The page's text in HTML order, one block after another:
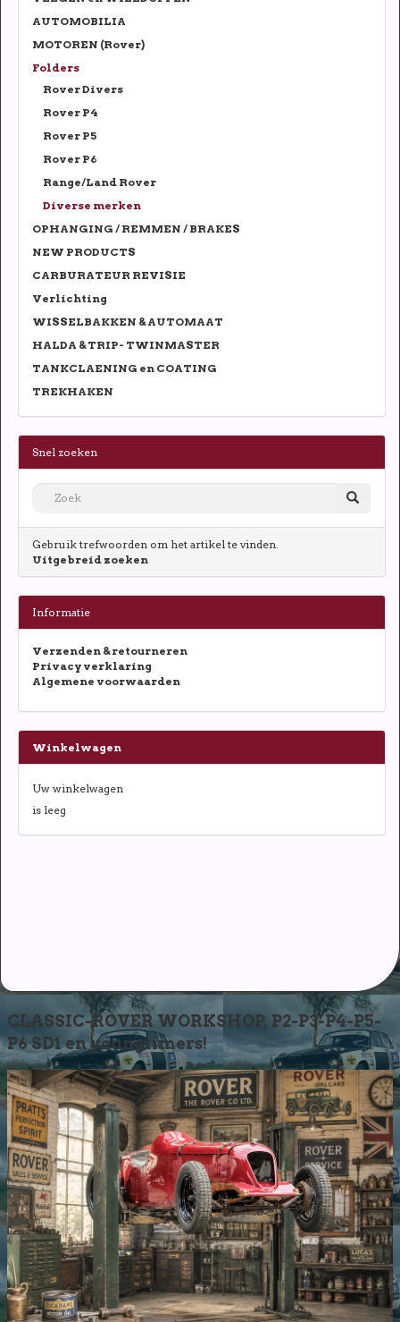
AUTOMOBILIA
MOTOREN (Rover)
Folders
Rover Divers
Rover P4
Rover P5
Rover P6
Range/Land Rover
Diverse merken
OPHANGING / REMMEN / BRAKES
NEW PRODUCTS
CARBURATEUR REVISIE
Verlichting
WISSELBAKKEN & AUTOMAAT
HALDA & TRIP- TWINMASTER
TANKCLAENING en COATING
TREKHAKEN
Snel zoeken
Gebruik trefwoorden om het artikel te vinden.
Uitgebreid zoeken
Informatie
Verzenden & retourneren
Privacy verklaring
Algemene voorwaarden
Winkelwagen
Uw winkelwagen
is leeg
CLASSIC-ROVER WORKSHOP, P2-P3-P4-P5-
P6 SD1 en youngtimers!